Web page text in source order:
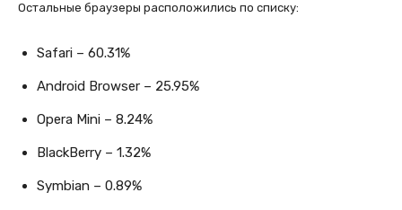
Остальные браузеры расположились по списку:
Safari – 60.31%
Android Browser – 25.95%
Opera Mini – 8.24%
BlackBerry – 1.32%
Symbian – 0.89%